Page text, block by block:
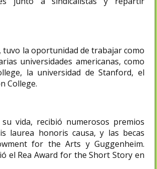
tuvo la oportunidad de trabajar como
universidades americanas, como
la universidad de Stanford, el
College.
vida, recibió numerosos premios
laurea honoris causa, y las becas
for the Arts y Guggenheim.​
el Rea Award for the Short Story en